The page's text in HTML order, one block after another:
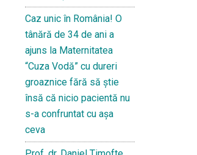
Caz unic în România! O
tânără de 34 de ani a
ajuns la Maternitatea
“Cuza Vodă” cu dureri
groaznice fără să ştie
însă că nicio pacientă nu
s-a confruntat cu așa
ceva